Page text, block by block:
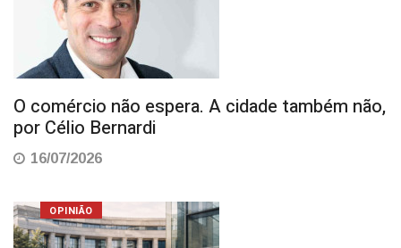
O comércio não espera. A cidade também não,
por Célio Bernardi
16/07/2026
OPINIÃO